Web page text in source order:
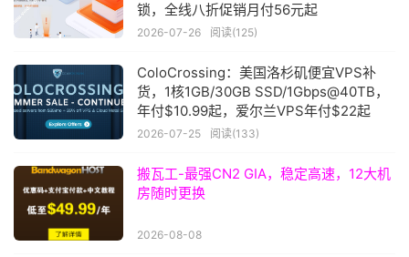
锁，全线八折促销月付56元起
2026-07-26 阅读(125)
ColoCrossing：美国洛杉矶便宜VPS补
货，1核1GB/30GB SSD/1Gbps@40TB，
年付$10.99起，爱尔兰VPS年付$22起
2026-07-25 阅读(133)
搬瓦工-最强CN2 GIA，稳定高速，12大机
房随时更换
2026-08-08